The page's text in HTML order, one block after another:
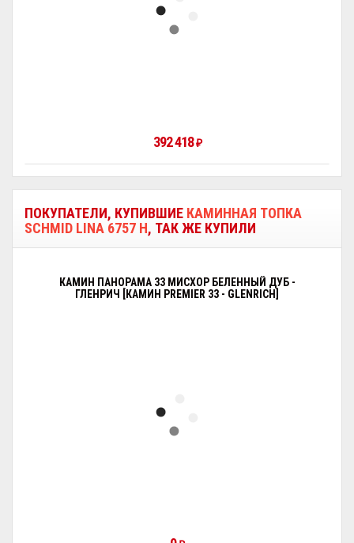
392 418₽
ПОКУПАТЕЛИ, КУПИВШИЕ КАМИННАЯ ТОПКА
SCHMID LINA 6757 H, ТАК ЖЕ КУПИЛИ
КАМИН ПАНОРАМА 33 МИСХОР БЕЛЕННЫЙ ДУБ -
ГЛЕНРИЧ [КАМИН PREMIER 33 - GLENRICH]